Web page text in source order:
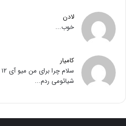
لادن
خوب...
کامیار
شیائومی ردم...